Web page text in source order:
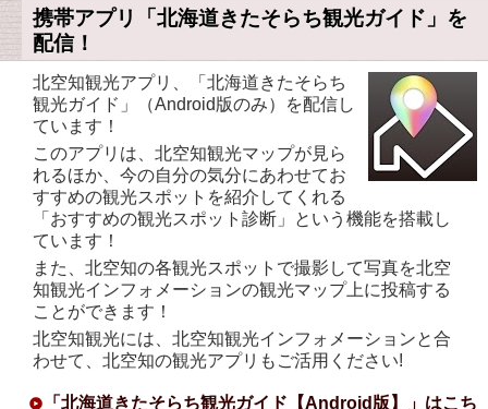
携帯アプリ「北海道きたそらち観光ガイド」を
配信！
北空知観光アプリ、「北海道きたそらち
観光ガイド」（Android版のみ）を配信し
ています！
このアプリは、北空知観光マップが見ら
れるほか、今の自分の気分にあわせてお
すすめの観光スポットを紹介してくれる
「おすすめの観光スポット診断」という機能を搭載し
ています！
また、北空知の各観光スポットで撮影して写真を北空
知観光インフォメーションの観光マップ上に投稿する
ことができます！
北空知観光には、北空知観光インフォメーションと合
わせて、北空知の観光アプリもご活用ください!
「北海道きたそらち観光ガイド【Android版】」はこち